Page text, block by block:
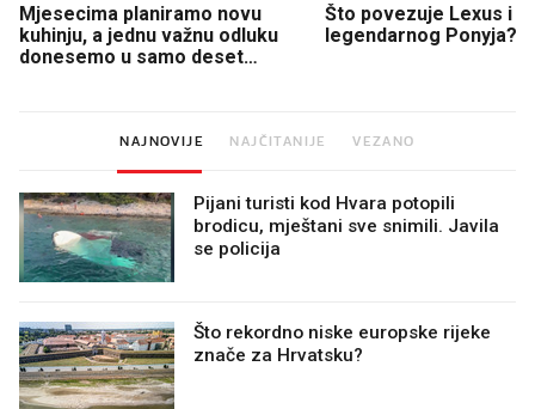
Mjesecima planiramo novu
kuhinju, a jednu važnu odluku
donesemo u samo deset
Što povezuje Lexus i
legendarnog Ponyja?
NAJNOVIJE NAJČITANIJE VEZANO
Pijani turisti kod Hvara potopili
brodicu, mještani sve snimili. Javila
se policija
Što rekordno niske europske rijeke
znače za Hrvatsku?